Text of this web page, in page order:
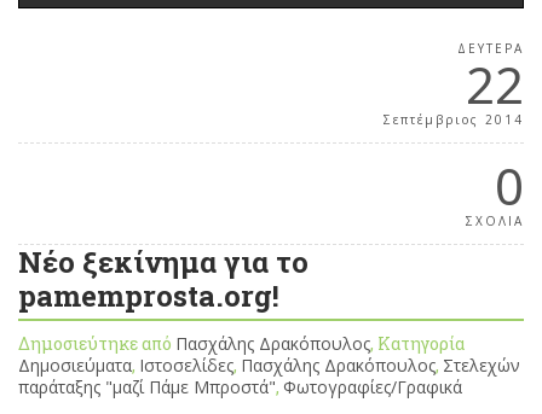
ΔΕΥΤΈΡΑ
22
Σεπτέμβριος 2014
0
ΣΧΟΛΙΑ
Νέο ξεκίνημα για το
pamemprosta.org!
Δημοσιεύτηκε από Πασχάλης Δρακόπουλος, Κατηγορία
Δημοσιεύματα, Ιστοσελίδες, Πασχάλης Δρακόπουλος, Στελεχών
παράταξης "μαζί Πάμε Μπροστά", Φωτογραφίες/Γραφικά